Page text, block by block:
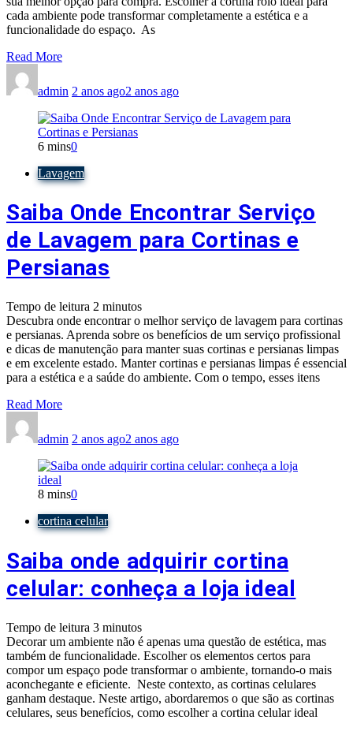
cada ambiente pode transformar completamente a estética e a
funcionalidade do espaço. As
Read More
admin 2 anos ago2 anos ago
6 mins0
Lavagem
Saiba Onde Encontrar Serviço
de Lavagem para Cortinas e
Persianas
Tempo de leitura 2 minutos
Descubra onde encontrar o melhor serviço de lavagem para cortinas
e persianas. Aprenda sobre os benefícios de um serviço profissional
e dicas de manutenção para manter suas cortinas e persianas limpas
e em excelente estado. Manter cortinas e persianas limpas é essencial
para a estética e a saúde do ambiente. Com o tempo, esses itens
Read More
admin 2 anos ago2 anos ago
8 mins0
cortina celular
Saiba onde adquirir cortina
celular: conheça a loja ideal
Tempo de leitura 3 minutos
Decorar um ambiente não é apenas uma questão de estética, mas
também de funcionalidade. Escolher os elementos certos para
compor um espaço pode transformar o ambiente, tornando-o mais
aconchegante e eficiente. Neste contexto, as cortinas celulares
ganham destaque. Neste artigo, abordaremos o que são as cortinas
celulares, seus benefícios, como escolher a cortina celular ideal